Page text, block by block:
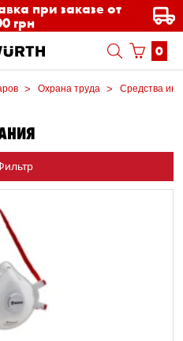
при заказе от
грн
0
Охрана труда Средства